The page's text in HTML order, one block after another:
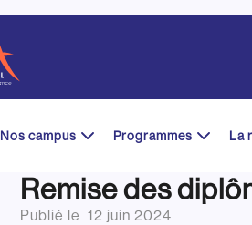
Nos campus Programmes La
Remise des
Publié le12 juin 2024